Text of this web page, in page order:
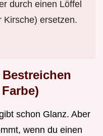
durch einen Löffel
Kirsche) ersetzen.
schon Glanz. Aber
wenn du einen